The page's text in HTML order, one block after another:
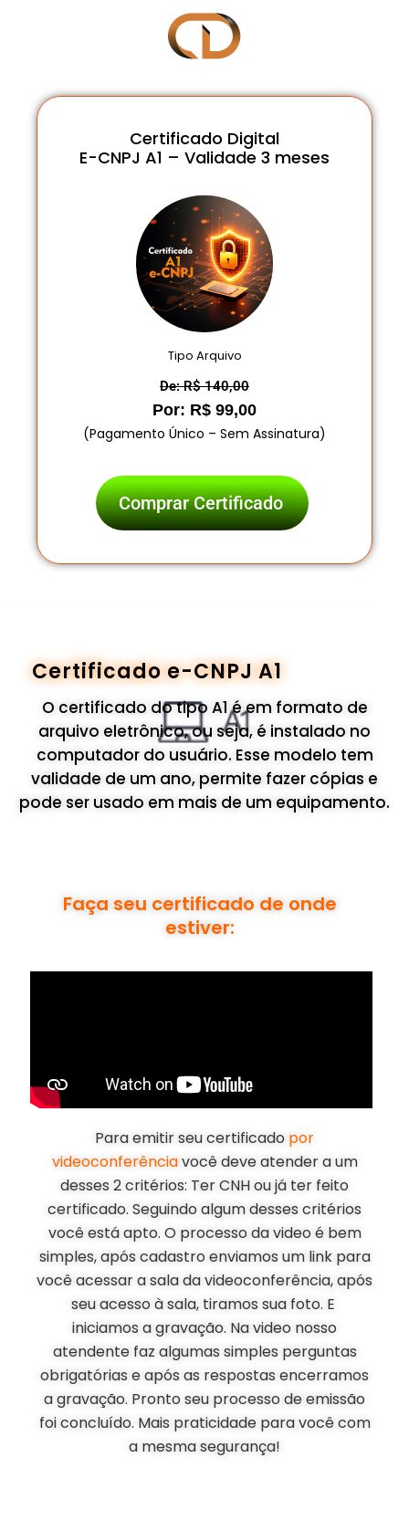
Certificado Digital
E-CNPJ A1 – Validade 3 meses
Tipo Arquivo
De: R$ 140,00
Por: R$ 99,00
(Pagamento Único – Sem Assinatura)
Comprar Certificado
Certificado e-CNPJ A1
O certificado do tipo A1 é em formato de
arquivo eletrônico, ou seja, é instalado no
computador do usuário. Esse modelo tem
validade de um ano, permite fazer cópias e
pode ser usado em mais de um equipamento.
Faça seu certificado de onde
estiver:
Para emitir seu certificado por
videoconferênciavocê deve atender a um
desses 2 critérios: Ter CNH ou já ter feito
certificado. Seguindo algum desses critérios
você está apto. O processo da video é bem
simples, após cadastro enviamos um link para
você acessar a sala da videoconferência, após
seu acesso à sala, tiramos sua foto. E
iniciamos a gravação. Na video nosso
atendente faz algumas simples perguntas
obrigatórias e após as respostas encerramos
a gravação. Pronto seu processo de emissão
foi concluído. Mais praticidade para você com
a mesma segurança!